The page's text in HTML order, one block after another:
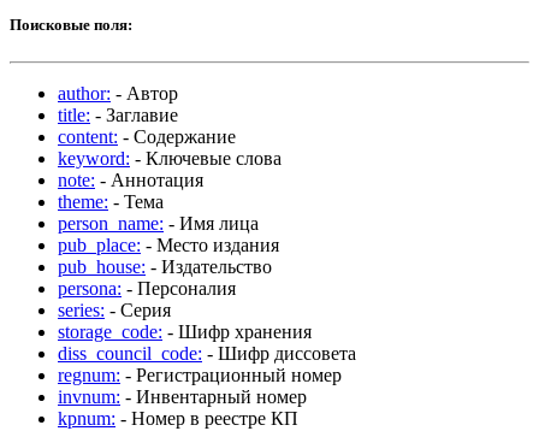
Поисковые поля:
author: - Автор
title: - Заглавие
content: - Содержание
keyword: - Ключевые слова
note: - Аннотация
theme: - Тема
person_name: - Имя лица
pub_place: - Место издания
pub_house: - Издательство
persona: - Персоналия
series: - Серия
storage_code: - Шифр хранения
diss_council_code: - Шифр диссовета
regnum: - Регистрационный номер
invnum: - Инвентарный номер
kpnum: - Номер в реестре КП